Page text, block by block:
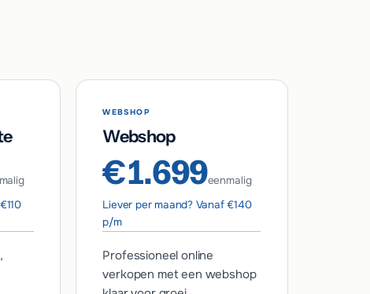
WEBSHOP
Webshop
€1.699eenmalig
Liever per maand? Vanaf €140
p/m
Professioneel online
verkopen met een webshop